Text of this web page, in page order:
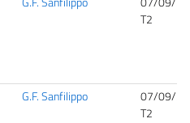
T2
G.F. Sanfilippo
07/09/
T2